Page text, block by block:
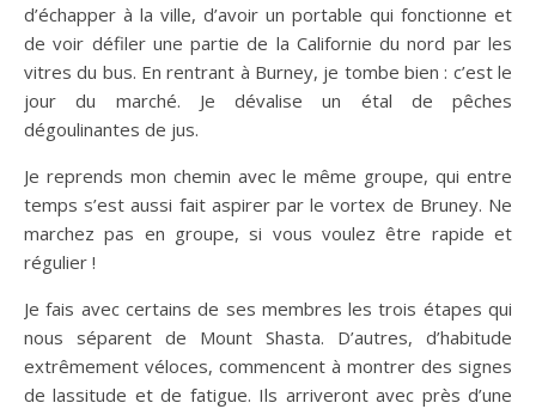
d’échapper à la ville, d’avoir un portable qui fonctionne et
de voir défiler une partie de la Californie du nord par les
vitres du bus. En rentrant à Burney, je tombe bien : c’est le
jour du marché. Je dévalise un étal de pêches
dégoulinantes de jus.
Je reprends mon chemin avec le même groupe, qui entre
temps s’est aussi fait aspirer par le vortex de Bruney. Ne
marchez pas en groupe, si vous voulez être rapide et
régulier !
Je fais avec certains de ses membres les trois étapes qui
nous séparent de Mount Shasta. D’autres, d’habitude
extrêmement véloces, commencent à montrer des signes
de lassitude et de fatigue. Ils arriveront avec près d’une